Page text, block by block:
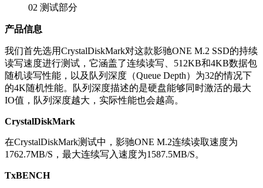
02 测试部分
产品信息
我们首先选用CrystalDiskMark对这款影驰ONE M.2 SSD的持续
读写速度进行测试，它涵盖了连续读写、512KB和4KB数据包
随机读写性能，以及队列深度（Queue Depth）为32的情况下
的4K随机性能。队列深度描述的是硬盘能够同时激活的最大
IO值，队列深度越大，实际性能也会越高。
CrystalDiskMark
在CrystalDiskMark测试中，影驰ONE M.2连续读取速度为
1762.7MB/S，最大连续写入速度为1587.5MB/S。
TxBENCH